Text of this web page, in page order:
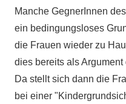
Manche GegnerInnen
ein bedingungsloses
die Frauen wieder zu
dies bereits als
Da stellt sich dann die
bei einer